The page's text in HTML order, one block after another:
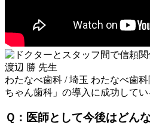
渡辺 勝 先生
わたなべ歯科 / 埼玉 わたなべ歯
ちゃん歯科」の導入に成功して
Ｑ：医師として今後はどん